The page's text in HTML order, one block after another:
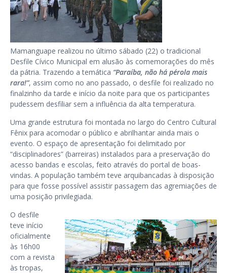
Mamanguape realizou no último sábado (22) o tradicional
Desfile Cívico Municipal em alusão às comemorações do mês
da pátria. Trazendo a temática “Paraíba, não há pérola mais
rara!”, assim como no ano passado, o desfile foi realizado no
finalzinho da tarde e início da noite para que os participantes
pudessem desfiliar sem a influência da alta temperatura.
Uma grande estrutura foi montada no largo do Centro Cultural
Fênix para acomodar o público e abrilhantar ainda mais o
evento. O espaço de apresentação foi delimitado por
“disciplinadores” (barreiras) instalados para a preservação do
acesso bandas e escolas, feito através do portal de boas-
vindas. A população também teve arquibancadas à disposição
para que fosse possível assistir passagem das agremiações de
uma posição privilegiada.
O desfile
teve início
oficialmente
às 16h00
com a revista
às tropas,